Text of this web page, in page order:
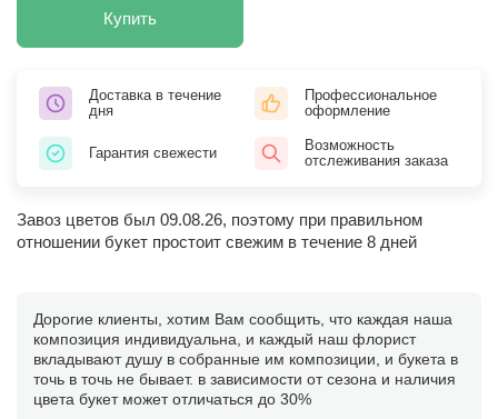
Купить
Доставка в течение
дня
Профессиональное
оформление
Гарантия свежести
Возможность
отслеживания заказа
Завоз цветов был 09.08.26, поэтому при правильном
отношении букет простоит свежим в течение 8 дней
Дорогие клиенты, хотим Вам сообщить, что каждая наша
композиция индивидуальна, и каждый наш флорист
вкладывают душу в собранные им композиции, и букета в
точь в точь не бывает. в зависимости от сезона и наличия
цвета букет может отличаться до 30%